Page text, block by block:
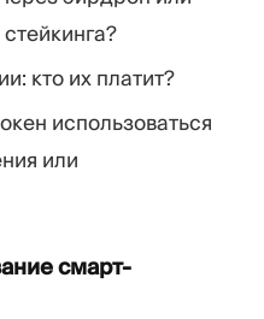
кто их платит?
использоваться
или
смарт-